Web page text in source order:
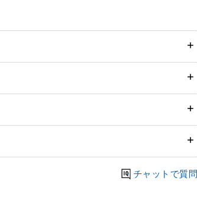
チャットで質問